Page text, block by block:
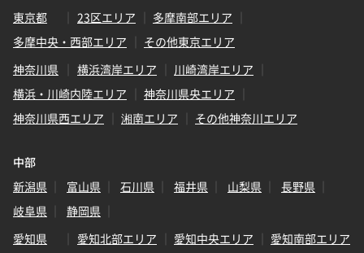
東京都
23区エリア
多摩南部エリア
多摩中央・西部エリア
その他東京エリア
神奈川県
横浜湾岸エリア
川崎湾岸エリア
横浜・川崎内陸エリア
神奈川県央エリア
神奈川県西エリア
湘南エリア その他神奈川エリア
中部
新潟県
富山県 石川県 福井県 山梨県
長野県
岐阜県
静岡県
愛知県
愛知北部エリア 愛知中央エリア
愛知南部エリア